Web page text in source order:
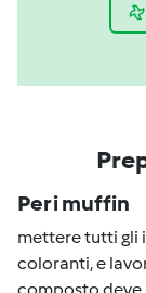
Per i muffin
mettere tutti gli
coloranti, e
composto deve